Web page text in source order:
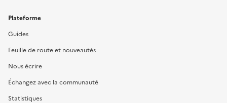
Plateforme
Guides
Feuille de route et nouveautés
Nous écrire
Échangez avec la communauté
Statistiques